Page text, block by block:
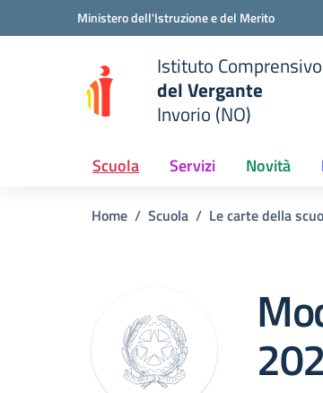
Vai ai contenuti
Vai al menu di navigazioneMinistero dell'Istruzione e del Merito
scuola
Istituto
del Vergante
Invorio (NO)
Scuola Servizi Novità
Home Scuola Le carte della